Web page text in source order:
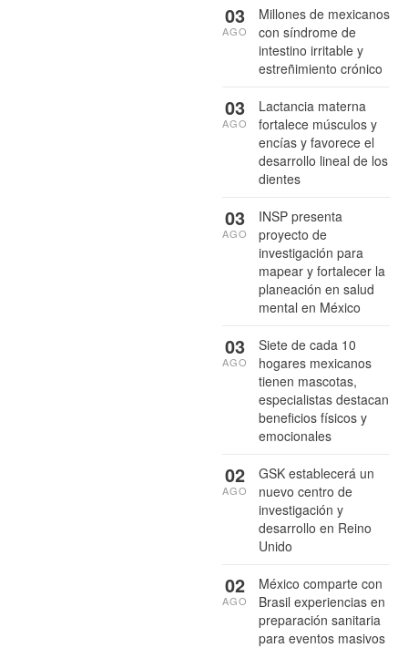
Millones de mexicanos
con síndrome de
intestino irritable y
estreñimiento crónico
03
AGO
Lactancia materna
fortalece músculos y
encías y favorece el
desarrollo lineal de los
dientes
03
AGO
INSP presenta
proyecto de
investigación para
mapear y fortalecer la
planeación en salud
mental en México
03
AGO
Siete de cada 10
hogares mexicanos
tienen mascotas,
especialistas destacan
beneficios físicos y
emocionales
03
AGO
GSK establecerá un
nuevo centro de
investigación y
desarrollo en Reino
Unido
02
AGO
México comparte con
Brasil experiencias en
preparación sanitaria
para eventos masivos
02
AGO